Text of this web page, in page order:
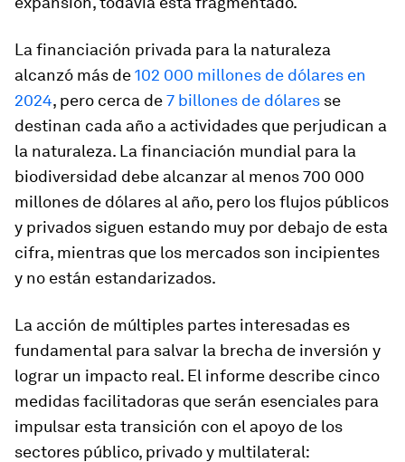
La financiación privada para la naturaleza
alcanzó más de102 000 millones de dólares en
2024, pero cerca de7 billones de dólares se
destinan cada año a actividades que perjudican a
la naturaleza. La financiación mundial para la
biodiversidad debe alcanzar al menos 700 000
millones de dólares al año, pero los flujos públicos
y privados siguen estando muy por debajo de esta
cifra, mientras que los mercados son incipientes
y no están estandarizados.
La acción de múltiples partes interesadas es
fundamental para salvar la brecha de inversión y
lograr un impacto real. El informe describe cinco
medidas facilitadoras que serán esenciales para
impulsar esta transición con el apoyo de los
sectores público, privado y multilateral: